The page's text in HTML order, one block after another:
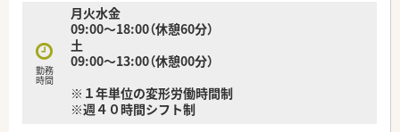
勤務
時間
月火水金
09:00～18:00（休憩60分）
土
09:00～13:00（休憩00分）
※１年単位の変形労働時間制
※週４０時間シフト制